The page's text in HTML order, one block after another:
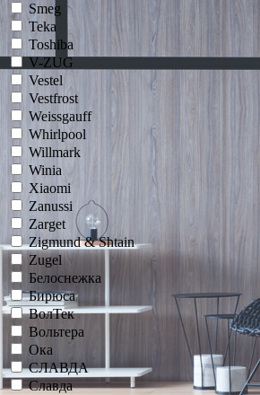
Smeg
Teka
Toshiba
V-ZUG
Vestel
Vestfrost
Weissgauff
Whirlpool
Willmark
Winia
Xiaomi
Zanussi
Zarget
Zigmund & Shtain
Zugel
Белоснежка
Бирюса
ВолТек
Вольтера
Ока
СЛАВДА
Славда